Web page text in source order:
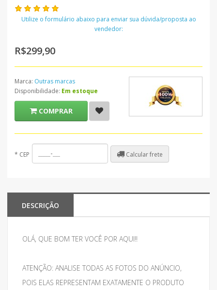
Utilize o formulário abaixo para enviar sua dúvida/proposta ao
vendedor:
R$299,90
Marca: Outras marcas
Disponibilidade: Em estoque
COMPRAR
* CEP Calcular frete
DESCRIÇÃO
OLÁ, QUE BOM TER VOCÊ POR AQUI!!
ATENÇÃO: ANALISE TODAS AS FOTOS DO ANÚNCIO,
POIS ELAS REPRESENTAM EXATAMENTE O PRODUTO